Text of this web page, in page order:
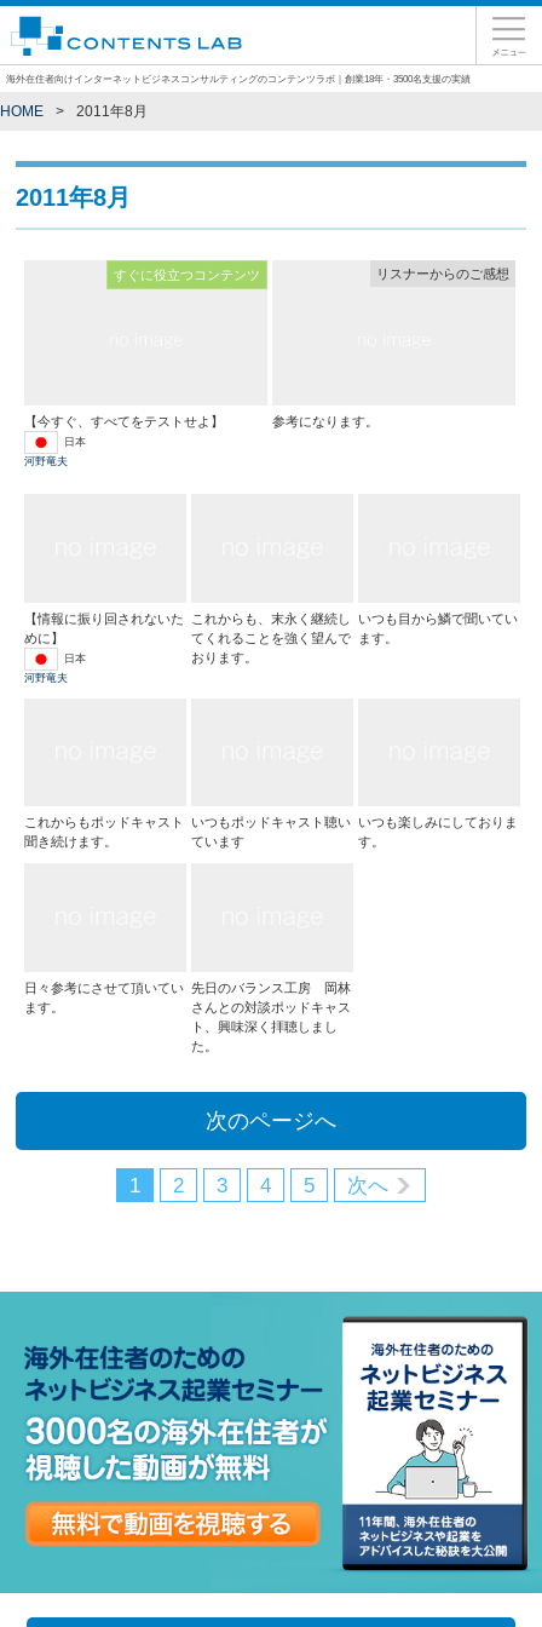
海外在住者向けインターネットビジネスコンサルティングのコンテンツラボ｜創業18年・3500名支援の実績
HOME 2011年8月
2011年8月
すぐに役立つコンテンツ
【今すぐ、すべてをテストせよ】
日本
河野竜夫
リスナーからのご感想
参考になります。
【情報に振り回されないた
めに】
日本
河野竜夫
これからも、末永く継続し
てくれることを強く望んで
おります。
いつも目から鱗で聞いてい
ます。
これからもポッドキャスト
聞き続けます。
いつもポッドキャスト聴い
ています
いつも楽しみにしておりま
す。
日々参考にさせて頂いてい
ます。
先日のバランス工房 岡林
さんとの対談ポッドキャス
ト、興味深く拝聴しまし
た。
次のページへ
1 2 3 4 5 次へ